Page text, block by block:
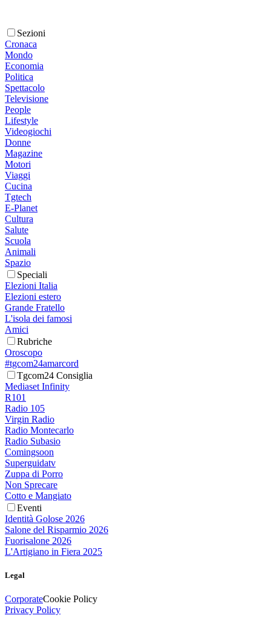
Sezioni
Cronaca
Mondo
Economia
Politica
Spettacolo
Televisione
People
Lifestyle
Videogiochi
Donne
Magazine
Motori
Viaggi
Cucina
Tgtech
E-Planet
Cultura
Salute
Scuola
Animali
Spazio
Speciali
Elezioni Italia
Elezioni estero
Grande Fratello
L'isola dei famosi
Amici
Rubriche
Oroscopo
#tgcom24amarcord
Tgcom24 Consiglia
Mediaset Infinity
R101
Radio 105
Virgin Radio
Radio Montecarlo
Radio Subasio
Comingsoon
Superguidatv
Zuppa di Porro
Non Sprecare
Cotto e Mangiato
Eventi
Identità Golose 2026
Salone del Risparmio 2026
Fuorisalone 2026
L'Artigiano in Fiera 2025
Legal
CorporateCookie Policy
Privacy Policy